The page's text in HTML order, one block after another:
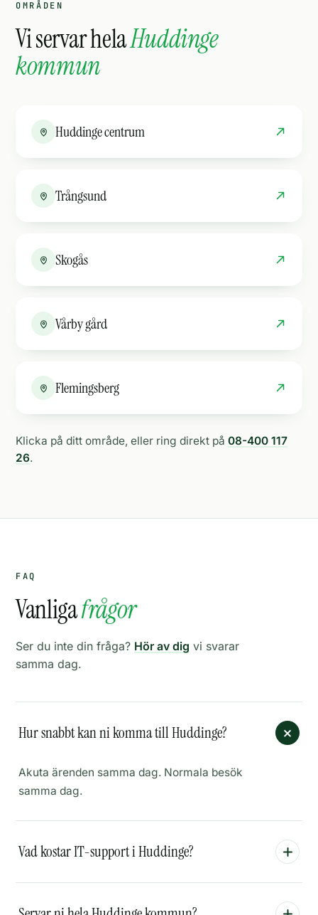
OMRÅDEN
Vi servar helaHuddinge
kommun
Huddinge centrum
Trångsund
Skogås
Vårby gård
Flemingsberg
Klicka på ditt område, eller ring direkt på 08-400 117
26.
FAQ
Vanligafrågor
Ser du inte din fråga? Hör av dig vi svarar
samma dag.
Hur snabbt kan ni komma till Huddinge?
Akuta ärenden samma dag. Normala besök
samma dag.
Vad kostar IT-support i Huddinge?